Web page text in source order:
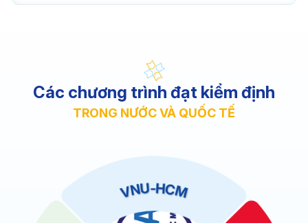
Các chương trình đạt kiểm định
TRONG NƯỚC VÀ QUỐC TẾ